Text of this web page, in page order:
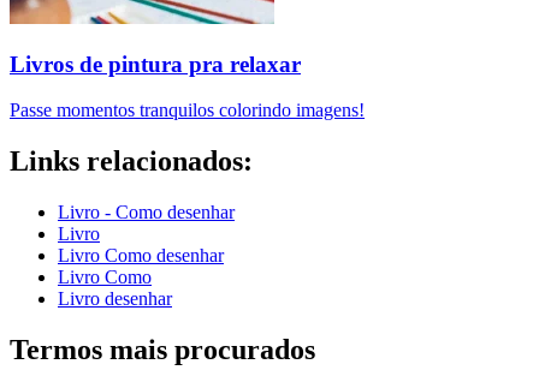
Livros de pintura pra relaxar
Passe momentos tranquilos colorindo imagens!
Links relacionados:
Livro - Como desenhar
Livro
Livro Como desenhar
Livro Como
Livro desenhar
Termos mais procurados